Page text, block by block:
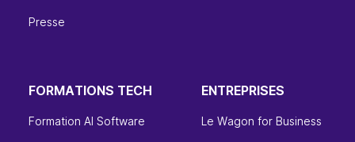
Presse
FORMATIONS TECH
Formation AI Software
ENTREPRISES
Le Wagon for Business